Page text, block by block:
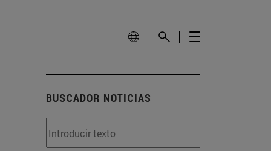
BUSCADOR NOTICIAS